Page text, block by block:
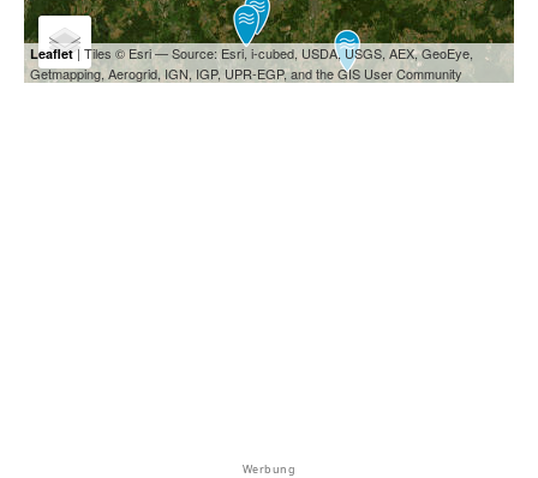
Leaflet| Tiles © Esri — Source: Esri, i-cubed, USDA, USGS, AEX, GeoEye,
Getmapping, Aerogrid, IGN, IGP, UPR-EGP, and the GIS User Community
Werbung